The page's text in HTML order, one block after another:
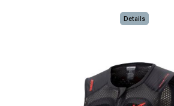
Details